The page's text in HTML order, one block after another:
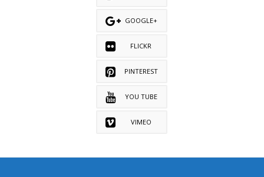
GOOGLE+
FLICKR
PINTEREST
YOU TUBE
VIMEO